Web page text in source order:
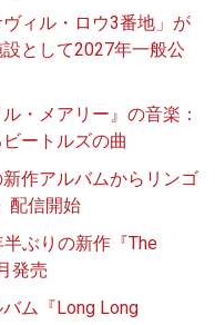
ィル・ロウ3番地」が
として2027年一般公
・メアリー』の音楽：
ートルズの曲
作アルバムからリンゴ
配信開始
ぶりの新作『The
発売
ム『Long Long